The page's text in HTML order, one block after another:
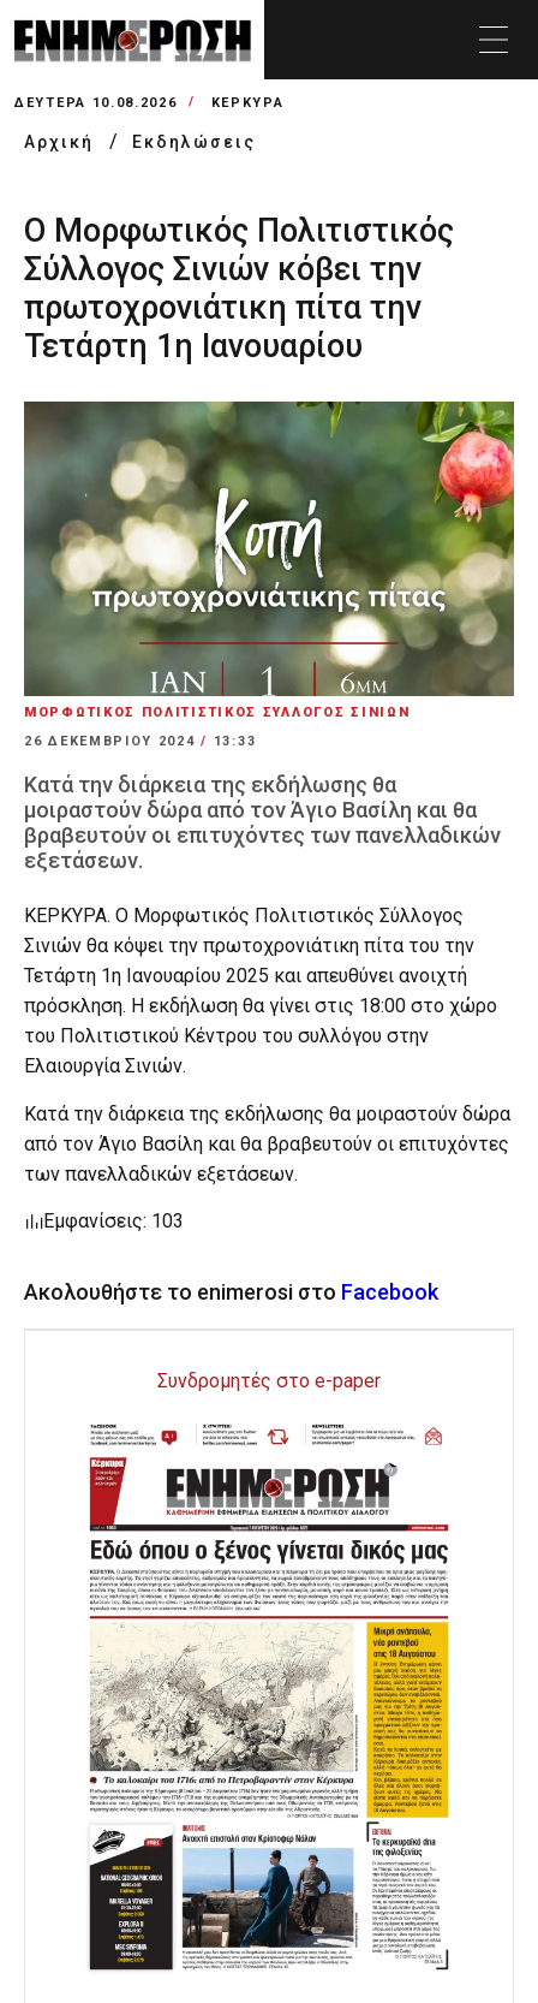
ΔΕΥΤΈΡΑ 10.08.2026 ΚΕΡΚΥΡΑ
Αρχική Εκδηλώσεις
Ο Μορφωτικός Πολιτιστικός
Σύλλογος Σινιών κόβει την
πρωτοχρονιάτικη πίτα την
Τετάρτη 1η Ιανουαρίου
ΜΟΡΦΩΤΙΚΟΣ ΠΟΛΙΤΙΣΤΙΚΟΣ ΣΥΛΛΟΓΟΣ ΣΙΝΙΩΝ
26 ΔΕΚΕΜΒΡΊΟΥ 2024/ 13:33
Κατά την διάρκεια της εκδήλωσης θα
μοιραστούν δώρα από τον Άγιο Βασίλη και θα
βραβευτούν οι επιτυχόντες των πανελλαδικών
εξετάσεων.
ΚΕΡΚΥΡΑ. Ο Μορφωτικός Πολιτιστικός Σύλλογος
Σινιών θα κόψει την πρωτοχρονιάτικη πίτα του την
Τετάρτη 1η Ιανουαρίου 2025 και απευθύνει ανοιχτή
πρόσκληση. Η εκδήλωση θα γίνει στις 18:00 στο χώρο
του Πολιτιστικού Κέντρου του συλλόγου στην
Ελαιουργία Σινιών.
Κατά την διάρκεια της εκδήλωσης θα μοιραστούν δώρα
από τον Άγιο Βασίλη και θα βραβευτούν οι επιτυχόντες
των πανελλαδικών εξετάσεων.
Εμφανίσεις: 103
Ακολουθήστε το enimerosi στο Facebook
Συνδρομητές στο e-paper